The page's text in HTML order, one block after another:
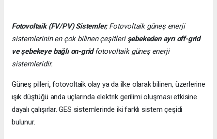
Fotovoltaik (FV/PV) Sistemler; Fotovoltaik güneş enerji
sistemlerinin en çok bilinen çeşitleri şebekeden ayrı off-grid
ve şebekeye bağlı on-gridfotovoltaik güneş enerji
sistemleridir.
Güneş pilleri,fotovoltaik olay ya da ilke olarak bilinen, üzerlerine
ışık düştüğü anda uçlarında elektrik gerilimi oluşması etkisine
dayalı çalışırlar. GES sistemlerinde iki farklı sistem çeşidi
bulunur.